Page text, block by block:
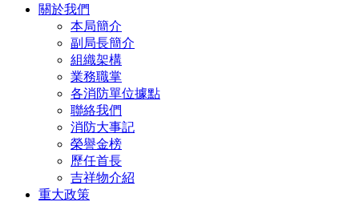
關於我們
本局簡介
副局長簡介
組織架構
業務職掌
各消防單位據點
聯絡我們
消防大事記
榮譽金榜
歷任首長
吉祥物介紹
重大政策